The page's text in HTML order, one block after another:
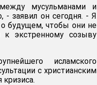
мусульманами и
- заявил он сегодня. - Я
будущем, чтобы они не
экстренному созыву
исламского
с христианским